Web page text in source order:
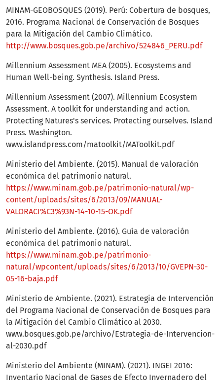
MINAM-GEOBOSQUES (2019). Perú: Cobertura de bosques,
2016. Programa Nacional de Conservación de Bosques
para la Mitigación del Cambio Climático.
http://www.bosques.gob.pe/archivo/524846_PERU.pdf
Millennium Assessment MEA (2005). Ecosystems and
Human Well-being. Synthesis. Island Press.
Millennium Assessment (2007). Millennium Ecosystem
Assessment. A toolkit for understanding and action.
Protecting Natures's services. Protecting ourselves. Island
Press. Washington.
www.islandpress.com/matoolkit/MAToolkit.pdf
Ministerio del Ambiente. (2015). Manual de valoración
económica del patrimonio natural.
https://www.minam.gob.pe/patrimonio-natural/wp-
content/uploads/sites/6/2013/09/MANUAL-
VALORACI%C3%93N-14-10-15-OK.pdf
Ministerio del Ambiente. (2016). Guía de valoración
económica del patrimonio natural.
https://www.minam.gob.pe/patrimonio-
natural/wpcontent/uploads/sites/6/2013/10/GVEPN-30-
05-16-baja.pdf
Ministerio de Ambiente. (2021). Estrategia de Intervención
del Programa Nacional de Conservación de Bosques para
la Mitigación del Cambio Climático al 2030.
www.bosques.gob.pe/archivo/Estrategia-de-Intervencion-
al-2030.pdf
Ministerio del Ambiente (MINAM). (2021). INGEI 2016:
Inventario Nacional de Gases de Efecto Invernadero del